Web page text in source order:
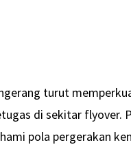
turut
di sekitar flyover.
pola pergerakan